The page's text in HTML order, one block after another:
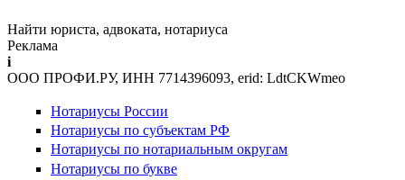
Найти юриста, адвоката, нотариуса
Реклама
i
ООО ПРОФИ.РУ, ИНН 7714396093, erid: LdtCKWmeo
Нотариусы России
Нотариусы по субъектам РФ
Нотариусы по нотариальным округам
Нотариусы по букве